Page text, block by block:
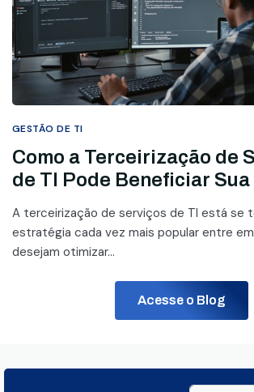
GESTÃO DE TI
Como a Terceirização de
de TI Pode Beneficiar
A terceirização de serviços de TI está se
estratégia cada vez mais popular entre
desejam otimizar...
Acesse o Blog